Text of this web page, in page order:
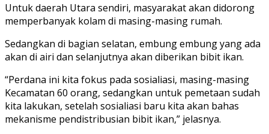
Untuk daerah Utara sendiri, masyarakat akan didorong
memperbanyak kolam di masing-masing rumah.
Sedangkan di bagian selatan, embung embung yang ada
akan di airi dan selanjutnya akan diberikan bibit ikan.
“Perdana ini kita fokus pada sosialiasi, masing-masing
Kecamatan 60 orang, sedangkan untuk pemetaan sudah
kita lakukan, setelah sosialiasi baru kita akan bahas
mekanisme pendistribusian bibit ikan,” jelasnya.